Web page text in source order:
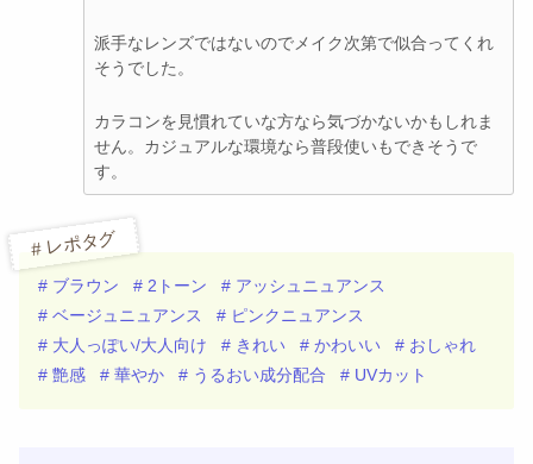
派手なレンズではないのでメイク次第で似合ってくれ
そうでした。
カラコンを見慣れていな方なら気づかないかもしれま
せん。カジュアルな環境なら普段使いもできそうで
す。
# レポタグ
# ブラウン # 2トーン
# アッシュニュアンス
# ベージュニュアンス
# ピンクニュアンス
# 大人っぽい/大人向け
# きれい # かわいい
# おしゃれ
# 艶感
# 華やか # うるおい成分配合 # UVカット